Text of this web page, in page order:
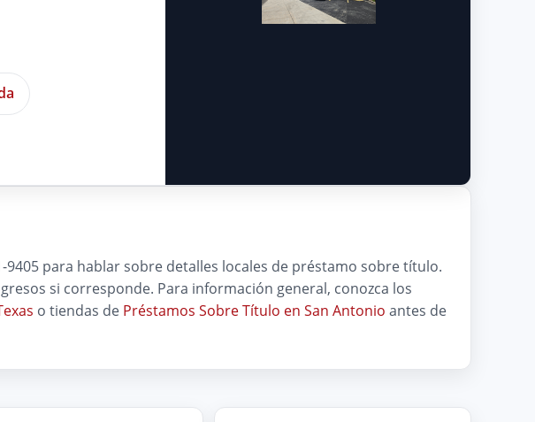
9405 para hablar sobre detalles locales de préstamo sobre título.
si corresponde. Para información general, conozca los
o tiendas de Préstamos Sobre Título en San Antonio antes de